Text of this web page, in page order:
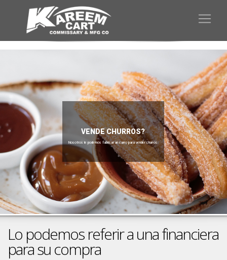
VENDE CHURROS?
Nosotros le podemos fabricar un carro para vender churros
Lo podemos referir a una financiera
para su compra